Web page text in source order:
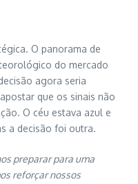
O panorama de
do mercado
agora seria
que os sinais não
O céu estava azul e
a decisão foi outra.
preparar para uma
reforçar nossos